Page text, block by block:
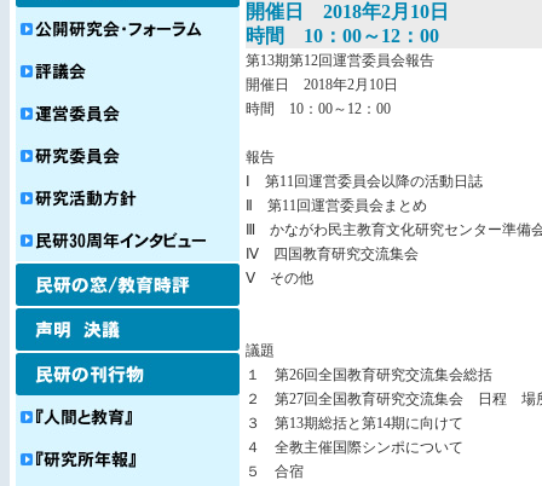
開催日 2018年2月10日
時間 10：00～12：00
第13期第12回運営委員会報告
開催日 2018年2月10日
時間 10：00～12：00
報告
Ⅰ 第11回運営委員会以降の活動日誌
Ⅱ 第11回運営委員会まとめ
Ⅲ かながわ民主教育文化研究センター準備
Ⅳ 四国教育研究交流集会
Ⅴ その他
議題
１ 第26回全国教育研究交流集会総括
２ 第27回全国教育研究交流集会 日程 場
３ 第13期総括と第14期に向けて
４ 全教主催国際シンポについて
５ 合宿